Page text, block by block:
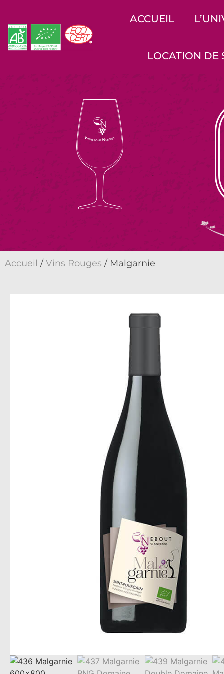
ACCUEIL
LOCATION DE
Accueil / Vins Rouges / Malgarnie